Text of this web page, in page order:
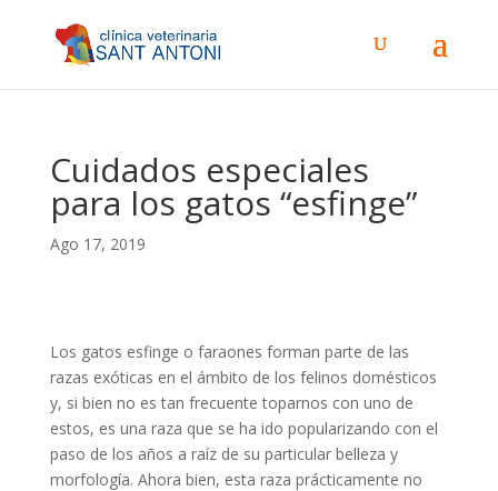
Cuidados especiales
para los gatos “esfinge”
Ago 17, 2019
Los gatos esfinge o faraones forman parte de las
razas exóticas en el ámbito de los felinos domésticos
y, si bien no es tan frecuente toparnos con uno de
estos, es una raza que se ha ido popularizando con el
paso de los años a raíz de su particular belleza y
morfología. Ahora bien, esta raza prácticamente no